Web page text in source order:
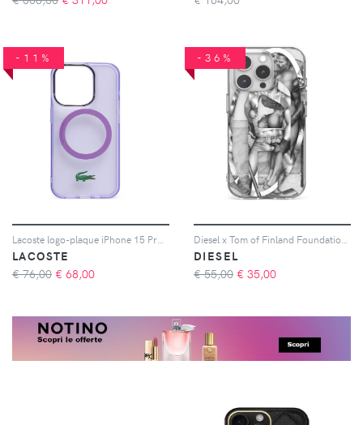
-11%
LACOSTE
€ 76,00 € 68,00
-36%
DIESEL
€ 55,00 € 35,00